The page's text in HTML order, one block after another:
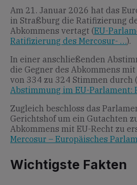
Am 21. Januar 2026 hat das
in Straßburg die Ratifizierung
Abkommens vertagt (EU-
Ratifizierung des Mercosur- …).
In einer anschließenden
die Gegner des Abkommens
von 334 zu 324 Stimmen durch (
Abstimmung im EU-Parlament:
Zugleich beschloss das
Gerichtshof um ein Gutachten
Abkommens mit EU-Recht zu
Mercosur – Europäisches
Wichtigste Fakten